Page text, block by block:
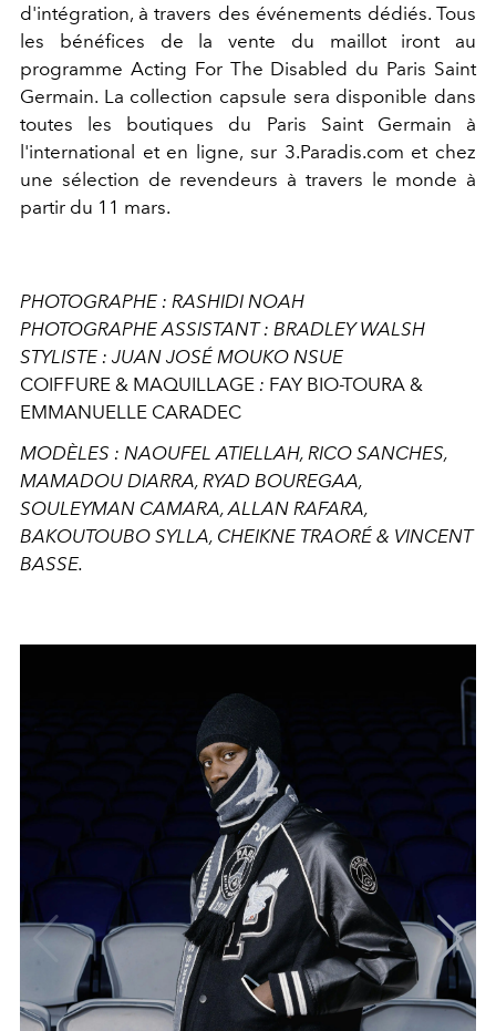
d'intégration, à travers des événements dédiés. Tous
les bénéfices de la vente du maillot iront au
programme Acting For The Disabled du Paris Saint
Germain. La collection capsule sera disponible dans
toutes les boutiques du Paris Saint Germain à
l'international et en ligne, sur 3.Paradis.com et chez
une sélection de revendeurs à travers le monde à
partir du 11 mars.
PHOTOGRAPHE : RASHIDI NOAH
PHOTOGRAPHE ASSISTANT : BRADLEY WALSH
STYLISTE : JUAN JOSÉ MOUKO NSUE
COIFFURE & MAQUILLAGE : FAY BIO-TOURA &
EMMANUELLE CARADEC
MODÈLES : NAOUFEL ATIELLAH, RICO SANCHES,
MAMADOU DIARRA, RYAD BOUREGAA,
SOULEYMAN CAMARA, ALLAN RAFARA,
BAKOUTOUBO SYLLA, CHEIKNE TRAORÉ & VINCENT
BASSE.